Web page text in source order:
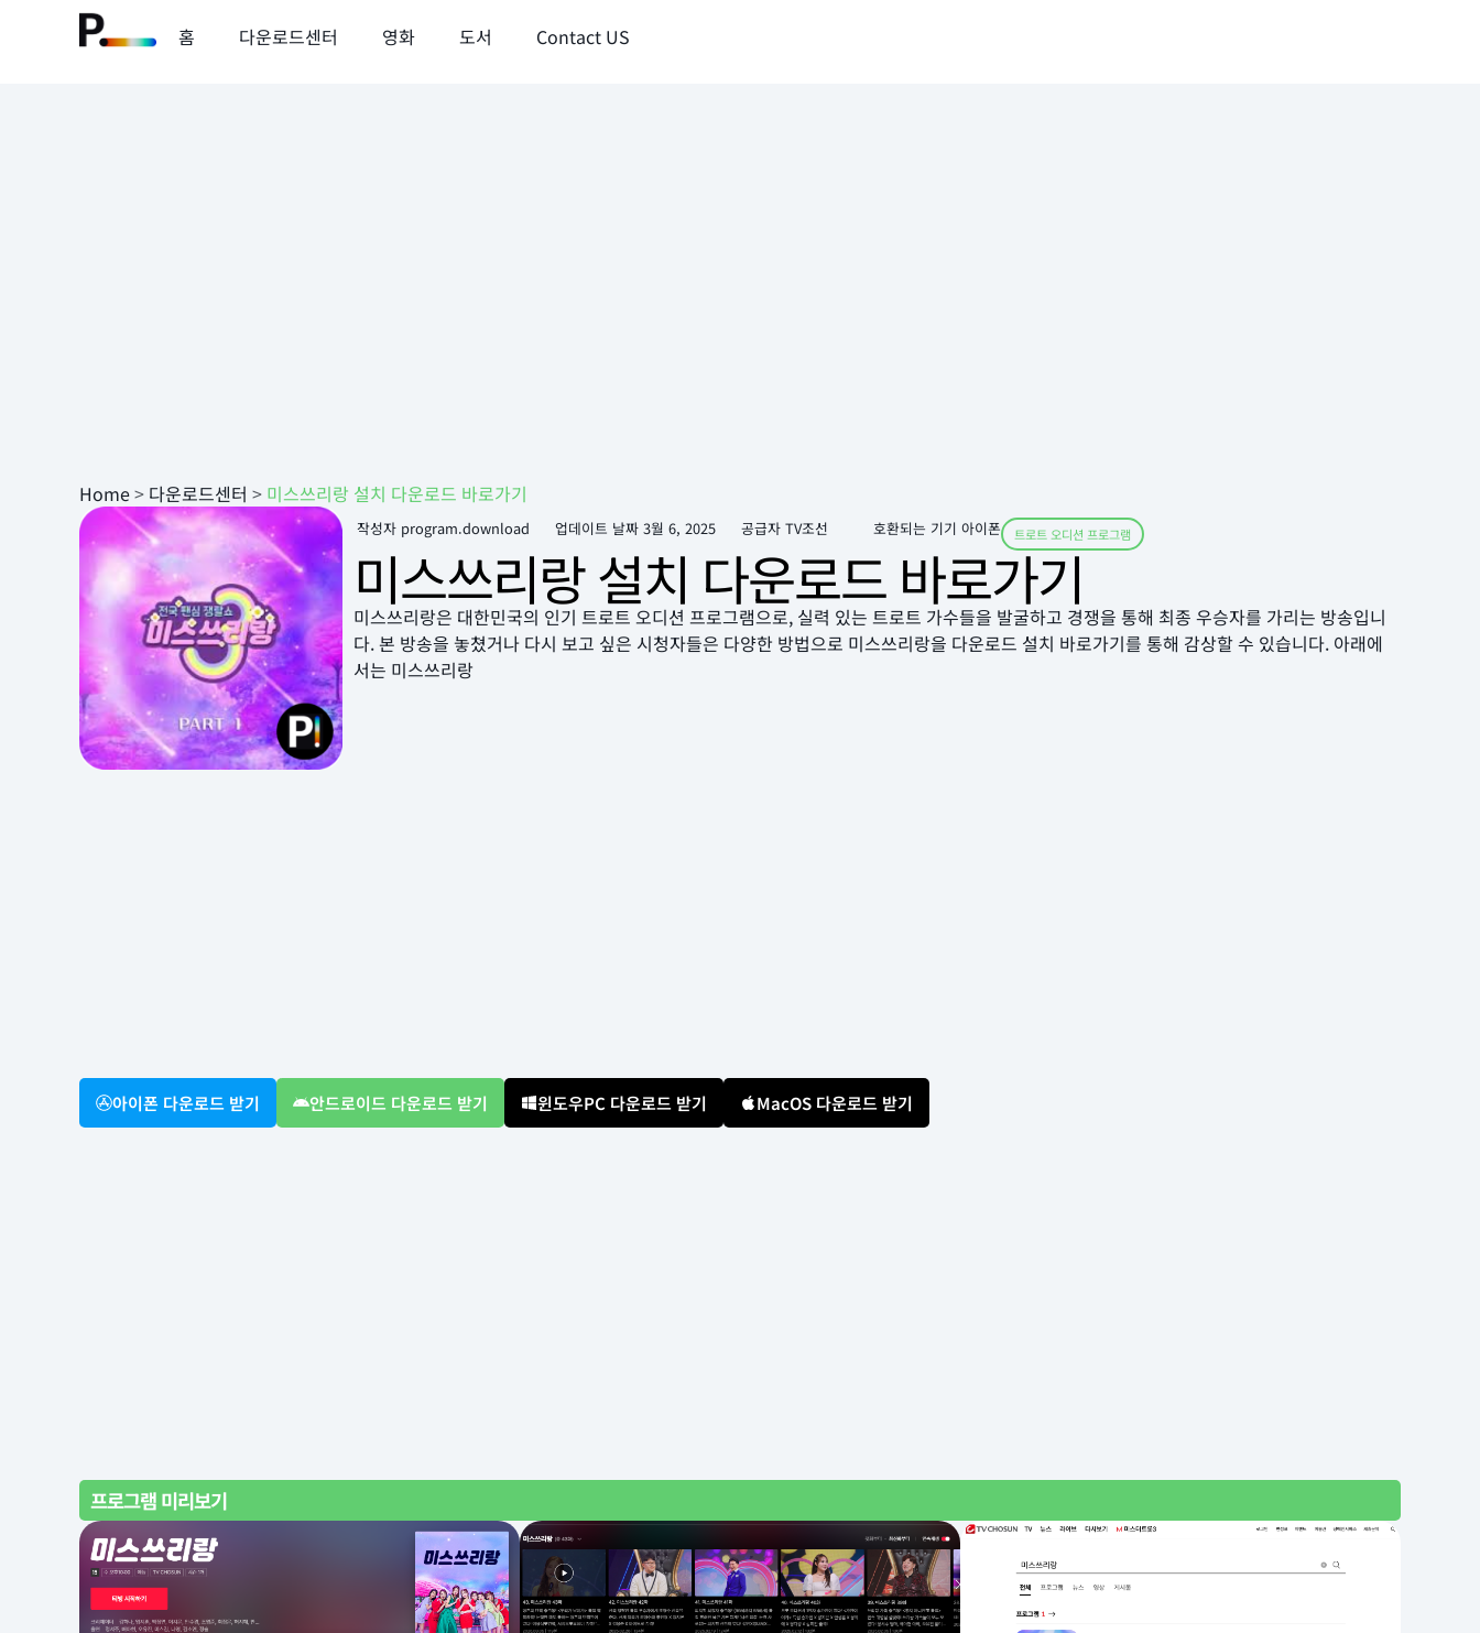
홈 다운로드센터 영화 도서 Contact US
Home> 다운로드센터 > 미스쓰리랑 설치 다운로드 바로가기
작성자 program.download 업데이트 날짜 3월 6, 2025 공급자 TV조선 호환되는 기기 아이폰 트로트 오디션 프로그램
미스쓰리랑 설치 다운로드 바로가기
미스쓰리랑은 대한민국의 인기 트로트 오디션 프로그램으로, 실력 있는 트로트 가수들을 발굴하고 경쟁을 통해 최종 우승자를 가리는 방송입니
다. 본 방송을 놓쳤거나 다시 보고 싶은 시청자들은 다양한 방법으로 미스쓰리랑을 다운로드 설치 바로가기를 통해 감상할 수 있습니다. 아래에
서는 미스쓰리랑
아이폰 다운로드 받기 안드로이드 다운로드 받기 윈도우PC 다운로드 받기 MacOS 다운로드 받기
프로그램 미리보기